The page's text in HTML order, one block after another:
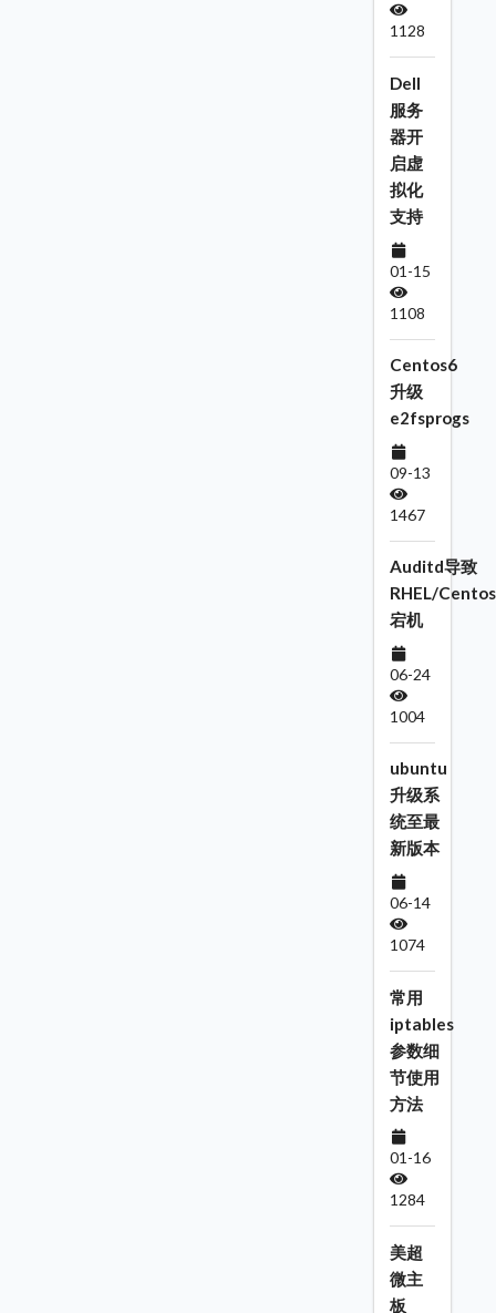
1128
Dell
服务
器开
启虚
拟化
支持
01-15
1108
Centos6
升级
e2fsprogs
09-13
1467
Auditd导致
RHEL/Centos
宕机
06-24
1004
ubuntu
升级系
统至最
新版本
06-14
1074
常用
iptables
参数细
节使用
方法
01-16
1284
美超
微主
板